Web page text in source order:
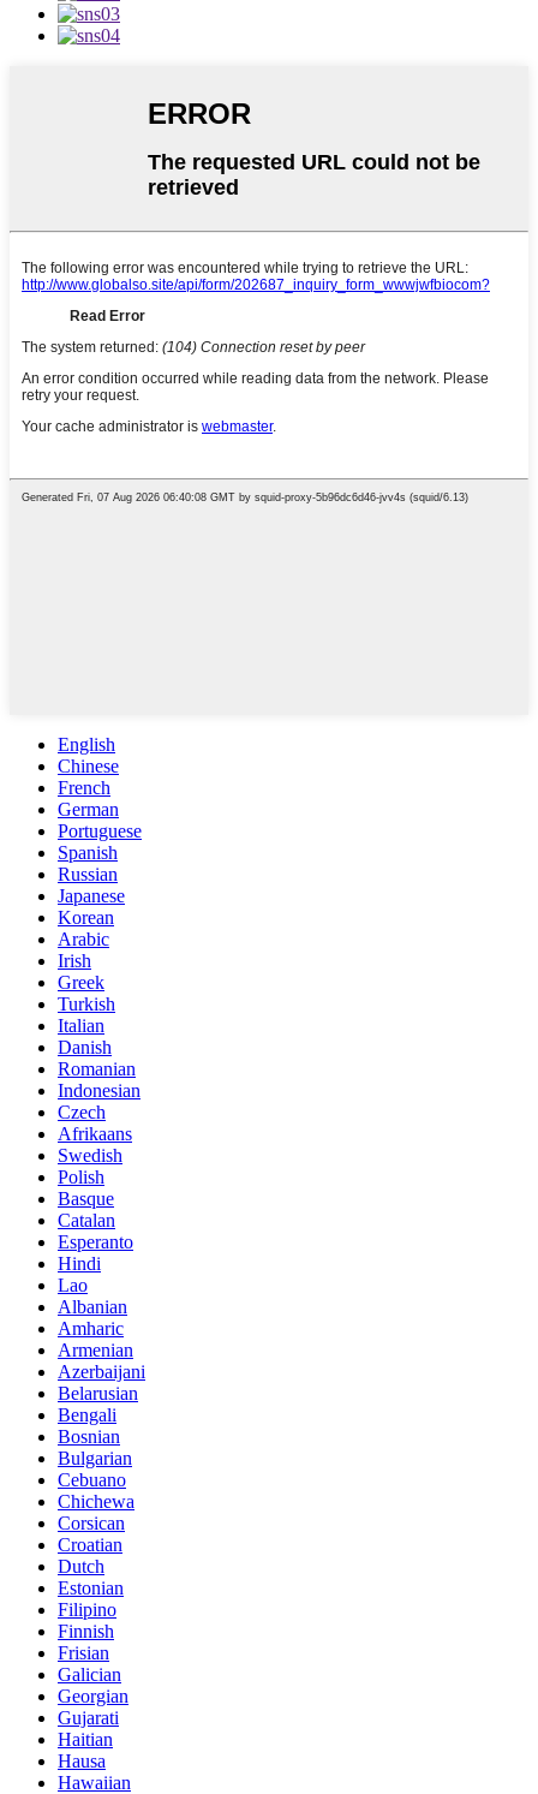
English
Chinese
French
German
Portuguese
Spanish
Russian
Japanese
Korean
Arabic
Irish
Greek
Turkish
Italian
Danish
Romanian
Indonesian
Czech
Afrikaans
Swedish
Polish
Basque
Catalan
Esperanto
Hindi
Lao
Albanian
Amharic
Armenian
Azerbaijani
Belarusian
Bengali
Bosnian
Bulgarian
Cebuano
Chichewa
Corsican
Croatian
Dutch
Estonian
Filipino
Finnish
Frisian
Galician
Georgian
Gujarati
Haitian
Hausa
Hawaiian